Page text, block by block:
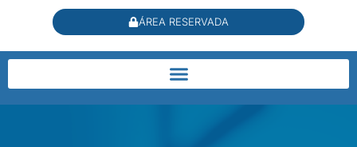
ÁREA RESERVADA